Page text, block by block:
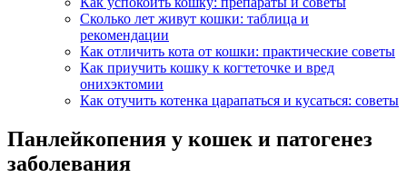
Сколько лет живут кошки: таблица и
рекомендации
Как отличить кота от кошки: практические советы
Как приучить кошку к когтеточке и вред
онихэктомии
Как отучить котенка царапаться и кусаться: советы
Панлейкопения у кошек и патогенез
заболевания